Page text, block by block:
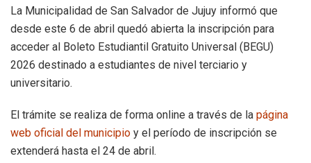
La Municipalidad de San Salvador de Jujuy informó que
desde este 6 de abril quedó abierta la inscripción para
acceder al Boleto Estudiantil Gratuito Universal (BEGU)
2026 destinado a estudiantes de nivel terciario y
universitario.
El trámite se realiza de forma online a través de la página
web oficial del municipio y el período de inscripción se
extenderá hasta el 24 de abril.